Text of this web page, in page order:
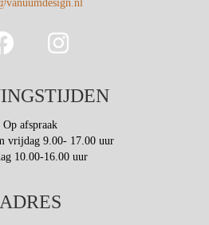
Op afspraak
vrijdag 9.00- 17.00 uur
10.00-16.00 uur
ADRES